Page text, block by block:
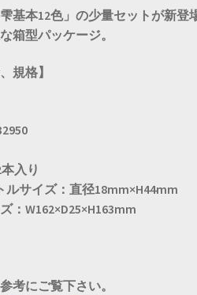
基本12色」の少量セットが新登場
箱型パッケージ。
規格】
入り
ルサイズ：直径18mm×H44mm
：W162×D25×H163mm
考にご覧下さい。